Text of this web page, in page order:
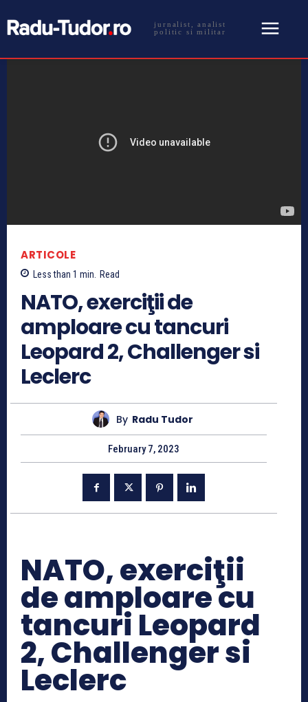
jurnalist, analist
politic si militar
ARTICOLE
Less than 1 min. Read
NATO, exerciţii de
amploare cu tancuri
Leopard 2, Challenger si
Leclerc
By Radu Tudor
February 7, 2023
NATO, exerciţii
de amploare cu
tancuri Leopard
2, Challenger si
Leclerc